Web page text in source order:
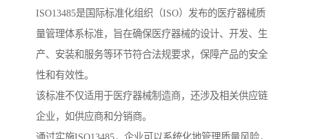
ISO13485是国际标准化组织（ISO）发布的医疗器械质
量管理体系标准，旨在确保医疗器械的设计、开发、生
产、安装和服务等环节符合法规要求，保障产品的安全
性和有效性。
该标准不仅适用于医疗器械制造商，还涉及相关供应链
企业，如供应商和分销商。